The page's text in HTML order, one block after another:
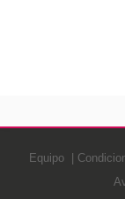
Equipo